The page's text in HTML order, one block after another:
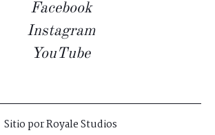
Facebook
Instagram
YouTube
Sitio porRoyale Studios